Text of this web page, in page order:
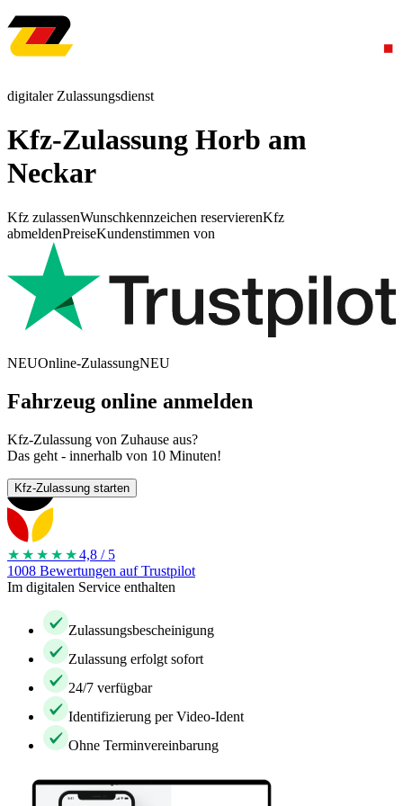
digitaler Zulassungsdienst
Kfz-Zulassung Horb am
Neckar
Kfz zulassenWunschkennzeichen reservierenKfz
abmeldenPreiseKundenstimmen von
NEUOnline-ZulassungNEU
Fahrzeug online anmelden
Kfz-Zulassung von Zuhause aus?
Das geht - innerhalb von 10 Minuten!
Kfz-Zulassung starten
★★★★ ★4,8 / 5
1008 Bewertungen auf Trustpilot
Im digitalen Service enthalten
Zulassungsbescheinigung
Zulassung erfolgt sofort
24/7 verfügbar
Identifizierung per Video-Ident
Ohne Terminvereinbarung